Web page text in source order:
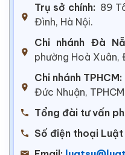
Trụ sở chính: 89
Đình, Hà Nội.
Chi nhánh Đà
phường Hoà Xuân,
Chi nhánh TPHCM:
Đức Nhuận,
Tổng đài tư vấn
Số điện thoại Luật